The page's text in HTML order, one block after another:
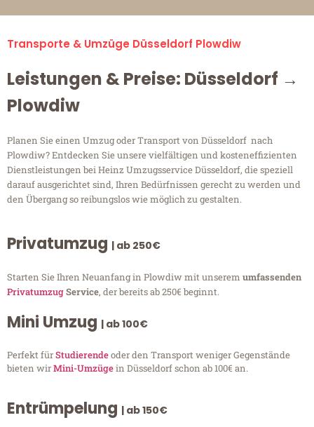
Transporte & Umzüge Düsseldorf Plowdiw
Leistungen & Preise: Düsseldorf →
Plowdiw
Planen Sie einen Umzug oder Transport von Düsseldorf nach
Plowdiw? Entdecken Sie unsere vielfältigen und kosteneffizienten
Dienstleistungen bei Heinz Umzugsservice Düsseldorf, die speziell
darauf ausgerichtet sind, Ihren Bedürfnissen gerecht zu werden und
den Übergang so reibungslos wie möglich zu gestalten.
Privatumzug | ab 250€
Starten Sie Ihren Neuanfang in Plowdiw mit unserem umfassenden
PrivatumzugService, der bereits ab 250€ beginnt.
Mini Umzug | ab 100€
Perfekt fürStudierendeoder den Transport weniger Gegenstände
bieten wirMini-Umzügein Düsseldorf schon ab 100€ an.
Entrümpelung | ab 150€